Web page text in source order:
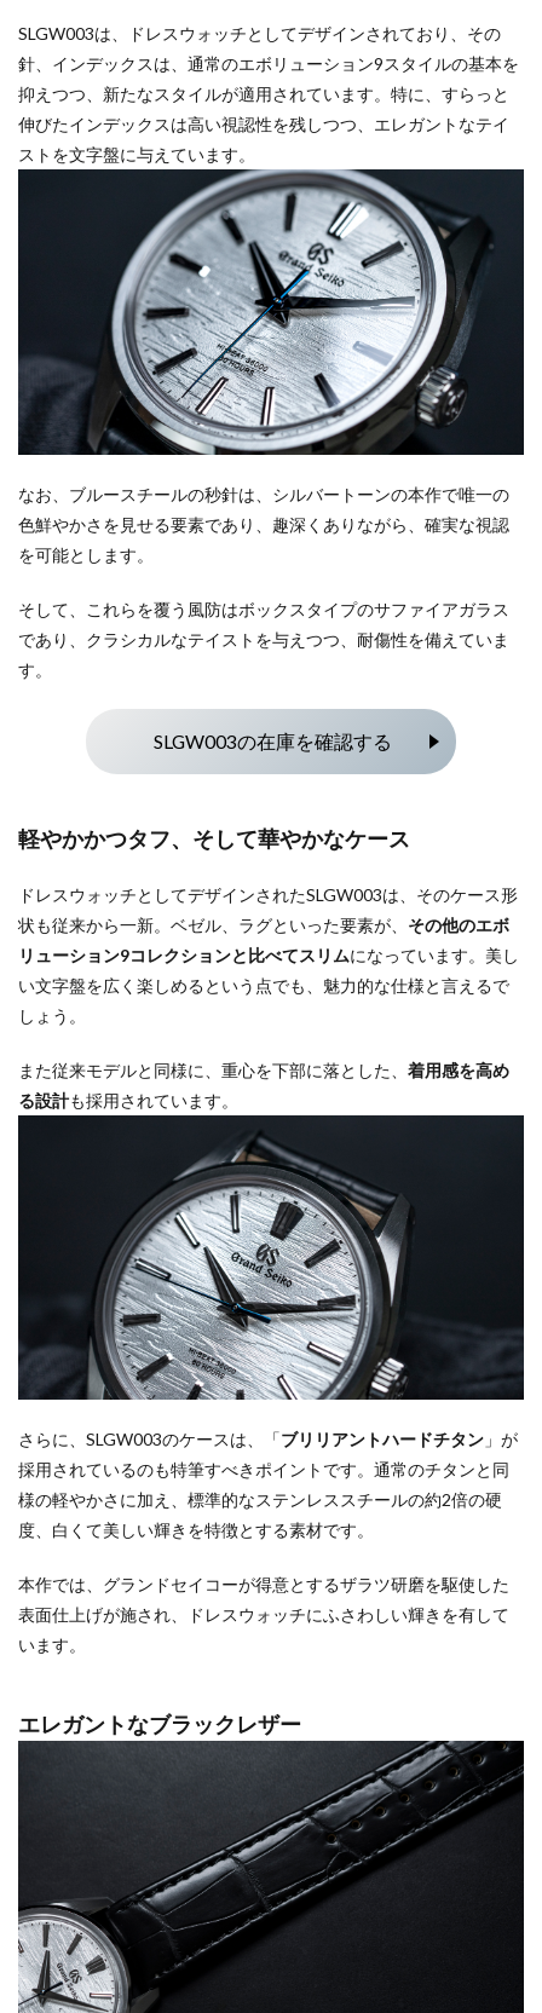
SLGW003は、ドレスウォッチとしてデザインされており、その
針、インデックスは、通常のエボリューション9スタイルの基本を
抑えつつ、新たなスタイルが適用されています。特に、すらっと
伸びたインデックスは高い視認性を残しつつ、エレガントなテイ
ストを文字盤に与えています。
なお、ブルースチールの秒針は、シルバートーンの本作で唯一の
色鮮やかさを見せる要素であり、趣深くありながら、確実な視認
を可能とします。
そして、これらを覆う風防はボックスタイプのサファイアガラス
であり、クラシカルなテイストを与えつつ、耐傷性を備えていま
す。
SLGW003の在庫を確認する
軽やかかつタフ、そして華やかなケース
ドレスウォッチとしてデザインされたSLGW003は、そのケース形
状も従来から一新。ベゼル、ラグといった要素が、 その他のエボ
リューション9コレクションと比べてスリムになっています。美し
い文字盤を広く楽しめるという点でも、魅力的な仕様と言えるで
しょう。
また従来モデルと同様に、重心を下部に落とした、 着用感を高め
る設計も採用されています。
さらに、SLGW003のケースは、「ブリリアントハードチタン 」が
採用されているのも特筆すべきポイントです。通常のチタンと同
様の軽やかさに加え、標準的なステンレススチールの約2倍の硬
度、白くて美しい輝きを特徴とする素材です。
本作では、グランドセイコーが得意とするザラツ研磨を駆使した
表面仕上げが施され、ドレスウォッチにふさわしい輝きを有して
います。
エレガントなブラックレザー